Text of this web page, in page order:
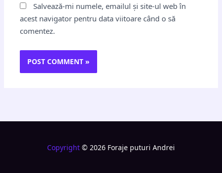
Salvează-mi numele, emailul și site-ul web în
acest navigator pentru data viitoare când o să
comentez.
Copyright © 2026 Foraje puturi Andrei